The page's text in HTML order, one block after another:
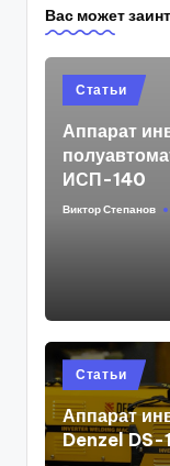
Вас может
Posted
in
Статьи
Аппарат
ИСП-140
Posted
Виктор Степанов
Posted
in
Статьи
Аппарат
Denzel